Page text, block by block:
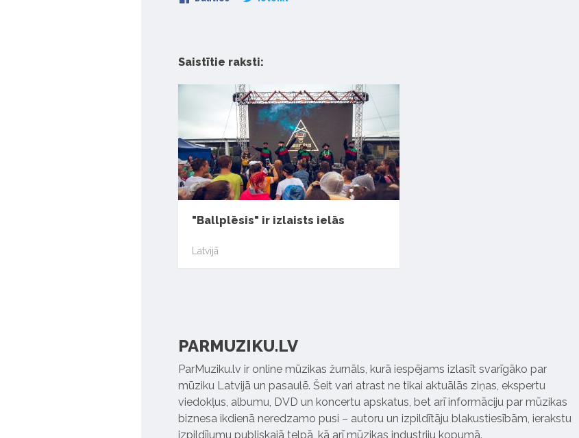
Saistītie raksti:
"Ballplēsis" ir izlaists ielās
Latvijā
PARMUZIKU.LV
ParMuziku.lv ir online mūzikas žurnāls, kurā iespējams izlasīt svarīgāko par
mūziku Latvijā un pasaulē. Šeit vari atrast ne tikai aktuālās ziņas, ekspertu
viedokļus, albumu, DVD un koncertu apskatus, bet arī informāciju par mūzikas
biznesa ikdienā neredzamo pusi – autoru un izpildītāju blakustiesībām, ierakstu
izpildījumu publiskajā telpā, kā arī mūzikas industriju kopumā.